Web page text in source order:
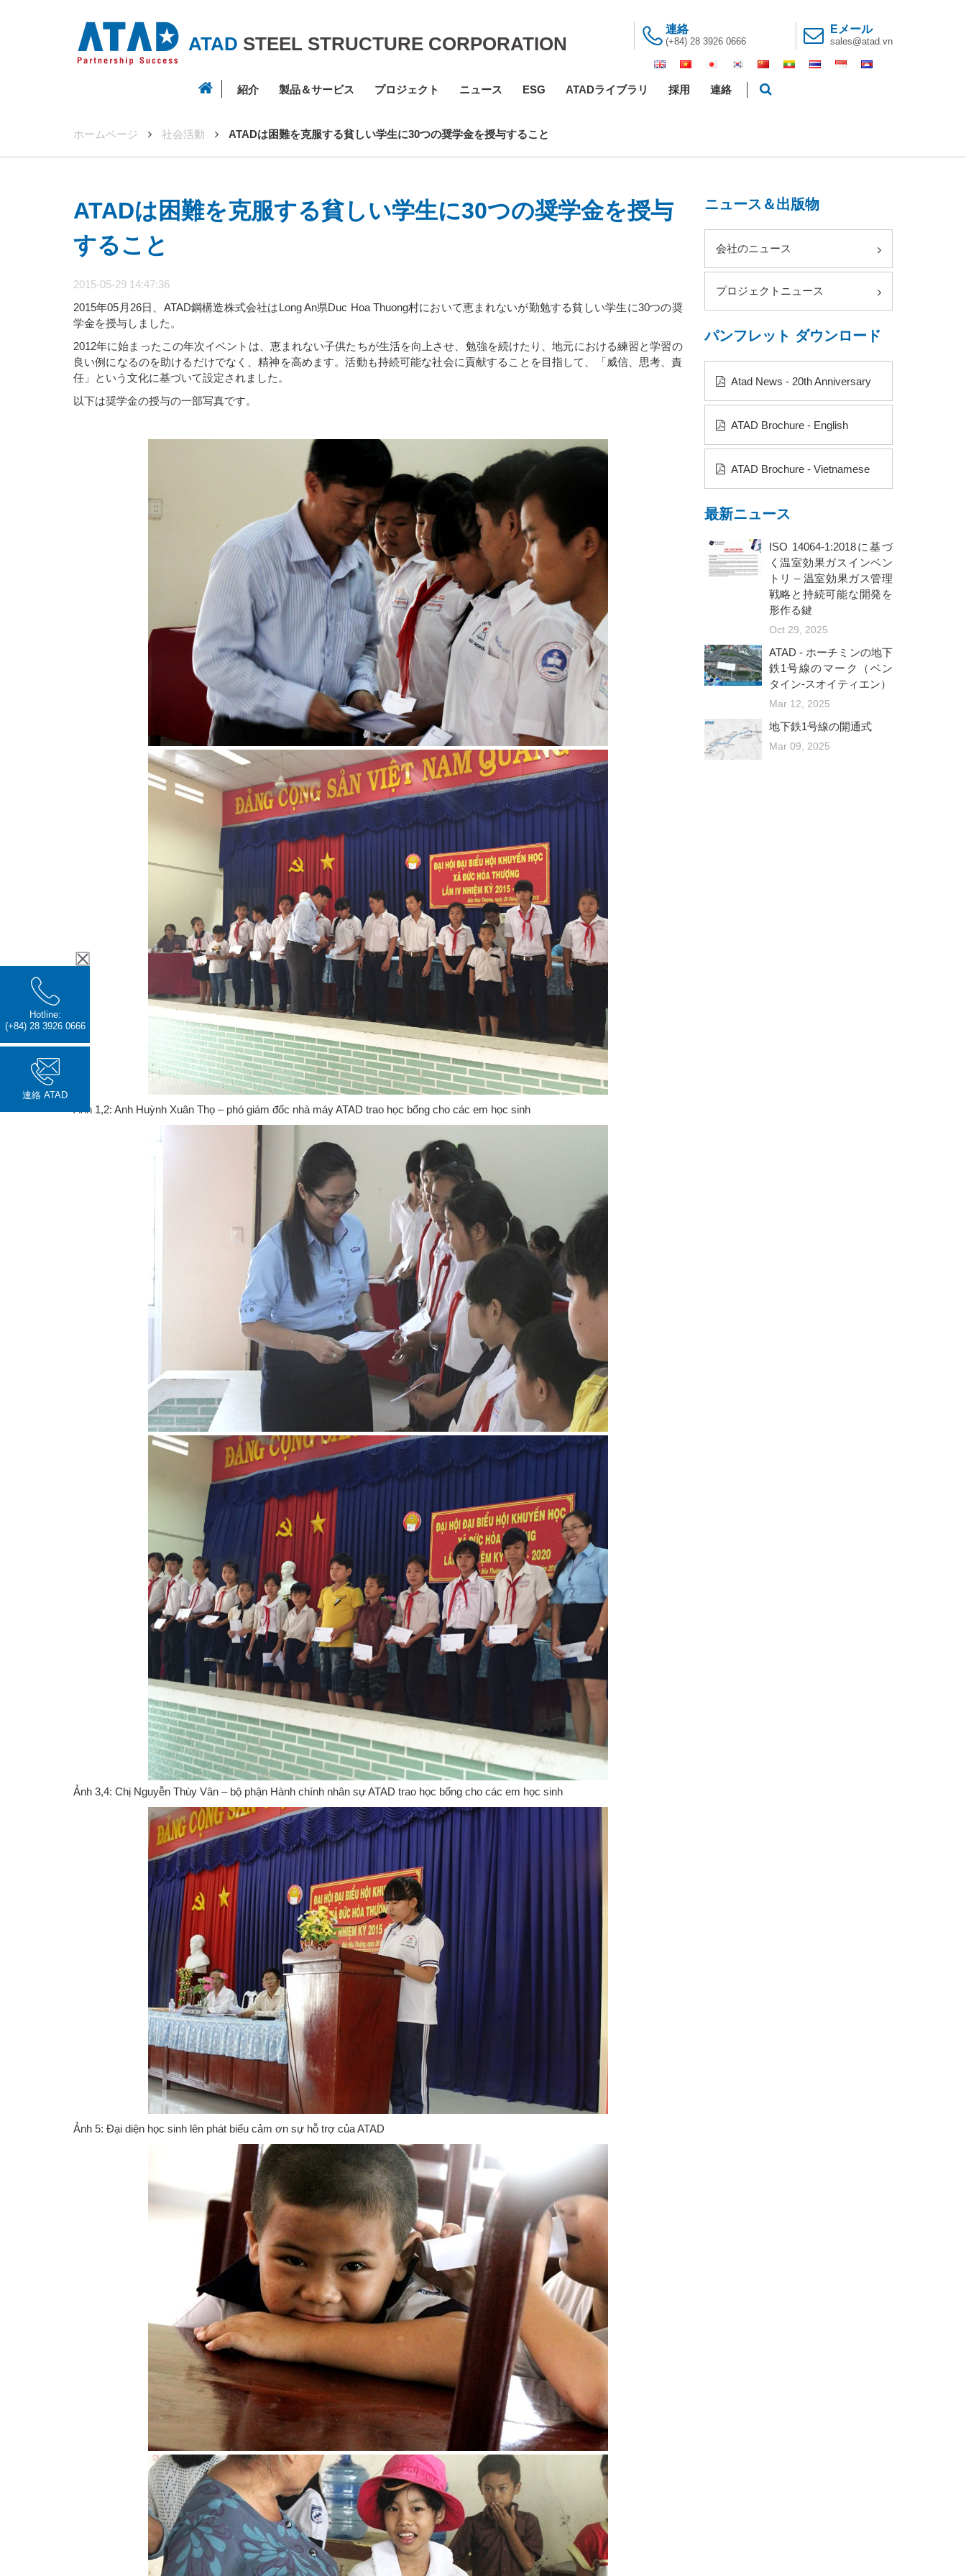
ATAD STEEL STRUCTURE CORPORATION
連絡
(+84) 28 3926 0666
Eメール
sales@atad.vn
紹介 製品＆サービス プロジェクト ニュース ESG ATADライブラリ 採用 連絡
ホームページ 社会活動 ATADは困難を克服する貧しい学生に30つの奨学金を授与すること
ATADは困難を克服する貧しい学生に30つの奨学金を授与
すること
2015-05-29 14:47:36
2015年05月26日、ATAD鋼構造株式会社はLong An県Duc Hoa Thuong村において恵まれないが勤勉する貧しい学生に30つの奨
学金を授与しました。
2012年に始まったこの年次イベントは、恵まれない子供たちが生活を向上させ、勉強を続けたり、地元における練習と学習の
良い例になるのを助けるだけでなく、精神を高めます。活動も持続可能な社会に貢献することを目指して、「威信、思考、責
任」という文化に基づいて設定されました。
以下は奨学金の授与の一部写真です。
Ảnh 1,2: Anh Huỳnh Xuân Thọ – phó giám đốc nhà máy ATAD trao học bổng cho các em học sinh
Ảnh 3,4: Chị Nguyễn Thùy Vân – bộ phận Hành chính nhân sự ATAD trao học bổng cho các em học sinh
Ảnh 5: Đại diện học sinh lên phát biểu cảm ơn sự hỗ trợ của ATAD
ニュース＆出版物
会社のニュース
プロジェクトニュース
パンフレット ダウンロード
Atad News - 20th Anniversary
ATAD Brochure - English
ATAD Brochure - Vietnamese
最新ニュース
ISO 14064-1:2018に基づ
く温室効果ガスインベン
トリ – 温室効果ガス管理
戦略と持続可能な開発を
形作る鍵
Oct 29, 2025
ATAD - ホーチミンの地下
鉄1号線のマーク（ベン
タイン-スオイティエン）
Mar 12, 2025
地下鉄1号線の開通式
Mar 09, 2025
Hotline:
(+84) 28 3926 0666
連絡 ATAD